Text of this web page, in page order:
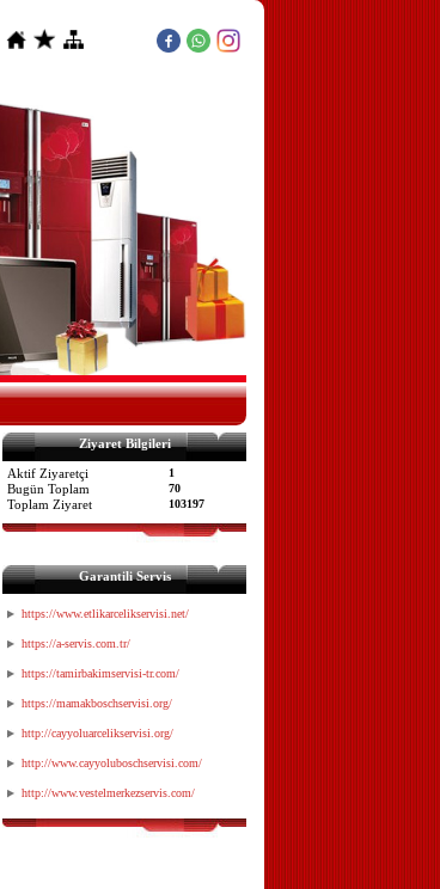
Ziyaret Bilgileri
Aktif Ziyaretçi 1
Bugün Toplam 70
Toplam Ziyaret 103197
Garantili Servis
https://www.etlikarcelikservisi.net/
https://a-servis.com.tr/
https://tamirbakimservisi-tr.com/
https://mamakboschservisi.org/
http://cayyoluarcelikservisi.org/
http://www.cayyoluboschservisi.com/
http://www.vestelmerkezservis.com/